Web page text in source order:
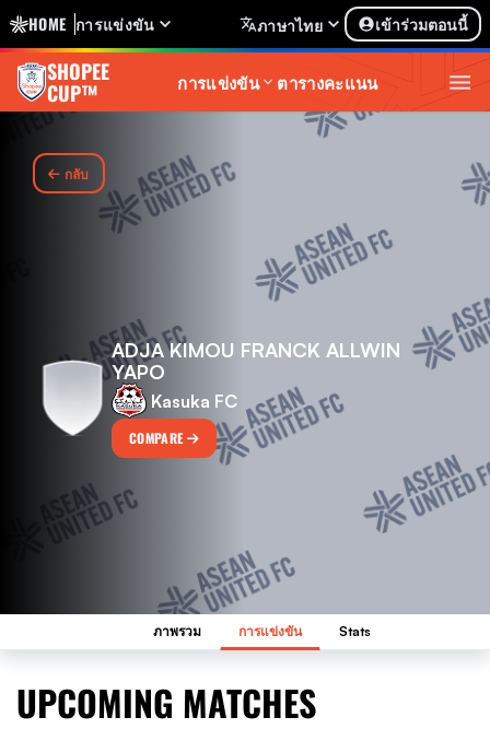
HOME การแข่งขัน ภาษาไทย เข้าร่วมตอนนี้
SHOPEE
CUP™ การแข่งขัน ตารางคะแนน
กลับ
ADJA KIMOU FRANCK ALLWIN
YAPO
Kasuka FC
COMPARE
ภาพรวม การแข่งขัน Stats
UPCOMING MATCHES